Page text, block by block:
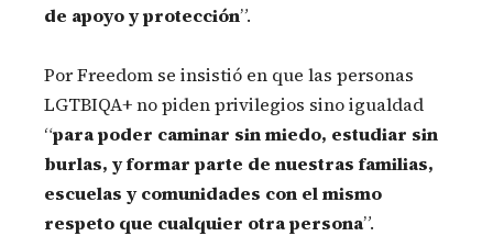
de apoyo y protección”.
Por Freedom se insistió en que las personas
LGTBIQA+ no piden privilegios sino igualdad
“para poder caminar sin miedo, estudiar sin
burlas, y formar parte de nuestras familias,
escuelas y comunidades con el mismo
respeto que cualquier otra persona”.